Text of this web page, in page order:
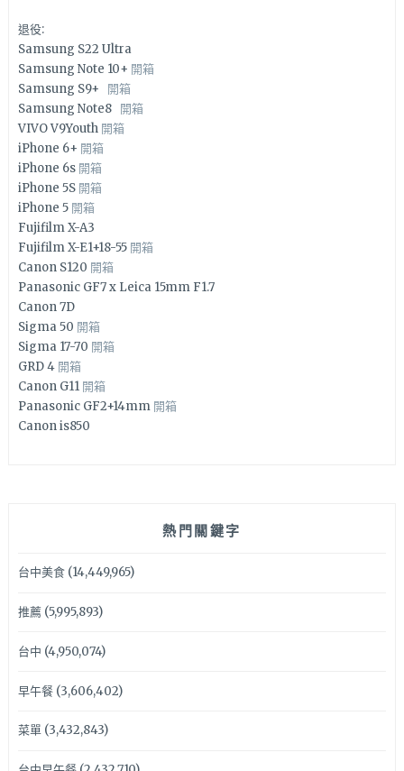
退役:
Samsung S22 Ultra
Samsung Note 10+ 開箱
Samsung S9+ 開箱
Samsung Note8 開箱
VIVO V9Youth 開箱
iPhone 6+ 開箱
iPhone 6s 開箱
iPhone 5S 開箱
iPhone 5 開箱
Fujifilm X-A3
Fujifilm X-E1+18-55 開箱
Canon S120 開箱
Panasonic GF7 x Leica 15mm F1.7
Canon 7D
Sigma 50 開箱
Sigma 17-70 開箱
GRD 4 開箱
Canon G11 開箱
Panasonic GF2+14mm 開箱
Canon is850
熱門關鍵字
台中美食(14,449,965)
推薦(5,995,893)
台中 (4,950,074)
早午餐(3,606,402)
菜單(3,432,843)